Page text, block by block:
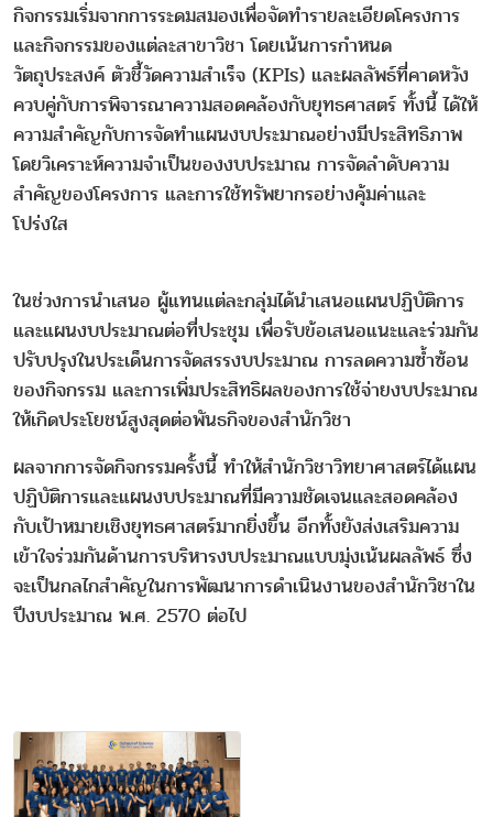
กิจกรรมเริ่มจากการระดมสมองเพื่อจัดทำรายละเอียดโครงการ
และกิจกรรมของแต่ละสาขาวิชา โดยเน้นการกำหนด
วัตถุประสงค์ ตัวชี้วัดความสำเร็จ (KPIs) และผลลัพธ์ที่คาดหวัง
ควบคู่กับการพิจารณาความสอดคล้องกับยุทธศาสตร์ ทั้งนี้ ได้ให้
ความสำคัญกับการจัดทำแผนงบประมาณอย่างมีประสิทธิภาพ
โดยวิเคราะห์ความจำเป็นของงบประมาณ การจัดลำดับความ
สำคัญของโครงการ และการใช้ทรัพยากรอย่างคุ้มค่าและ
โปร่งใส
ในช่วงการนำเสนอ ผู้แทนแต่ละกลุ่มได้นำเสนอแผนปฏิบัติการ
และแผนงบประมาณต่อที่ประชุม เพื่อรับข้อเสนอแนะและร่วมกัน
ปรับปรุงในประเด็นการจัดสรรงบประมาณ การลดความซ้ำซ้อน
ของกิจกรรม และการเพิ่มประสิทธิผลของการใช้จ่ายงบประมาณ
ให้เกิดประโยชน์สูงสุดต่อพันธกิจของสำนักวิชา
ผลจากการจัดกิจกรรมครั้งนี้ ทำให้สำนักวิชาวิทยาศาสตร์ได้แผน
ปฏิบัติการและแผนงบประมาณที่มีความชัดเจนและสอดคล้อง
กับเป้าหมายเชิงยุทธศาสตร์มากยิ่งขึ้น อีกทั้งยังส่งเสริมความ
เข้าใจร่วมกันด้านการบริหารงบประมาณแบบมุ่งเน้นผลลัพธ์ ซึ่ง
จะเป็นกลไกสำคัญในการพัฒนาการดำเนินงานของสำนักวิชาใน
ปีงบประมาณ พ.ศ. 2570 ต่อไป